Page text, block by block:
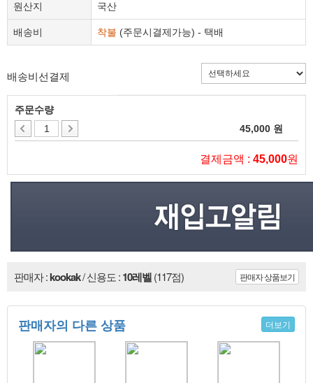
원산지 국산
배송비 착불 (주문시결제가능) - 택배
배송비선결제
주문수량
45,000 원
결제금액 : 45,000원
판매자 상품보기
판매자 :kookak/ 신용도 :10레벨(117점)
더보기
판매자의 다른 상품